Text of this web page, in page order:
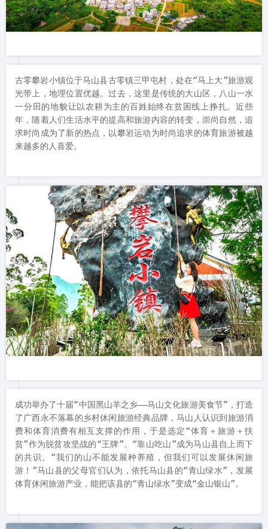
古零攀岩小镇位于马山县古零镇三甲屯村，处在“马上大”旅游观
光带上，地理位置优越。过去，这里是传统的大山区，八山一水
一分田的地貌让以农耕为主的百姓始终在贫困线上挣扎。近些
年，随着人们生活水平的提高和旅游内容的转变，崇尚自然，追
求时尚成为了新的热点，以攀岩运动为时尚追求的体育旅游被越
来越多的人喜爱。
成功举办了十届“中国黑山羊之乡——马山文化旅游美食节”，打造
了广西永不落幕的乡村休闲旅游经典品牌，马山人认识到旅游消
费和体育消费有相互支撑的作用，于是选定“体育＋旅游＋扶
贫”作为脱贫攻坚战的“王牌”。“靠山吃山”成为马山县自上而下
的共识。“我们的山不能发展种养殖，但我们可以发展休闲旅
游！”马山县的父母官们认为，依托马山县的“青山绿水”，发展
体育休闲旅游产业，能把该县的“青山绿水”变成“金山银山”。